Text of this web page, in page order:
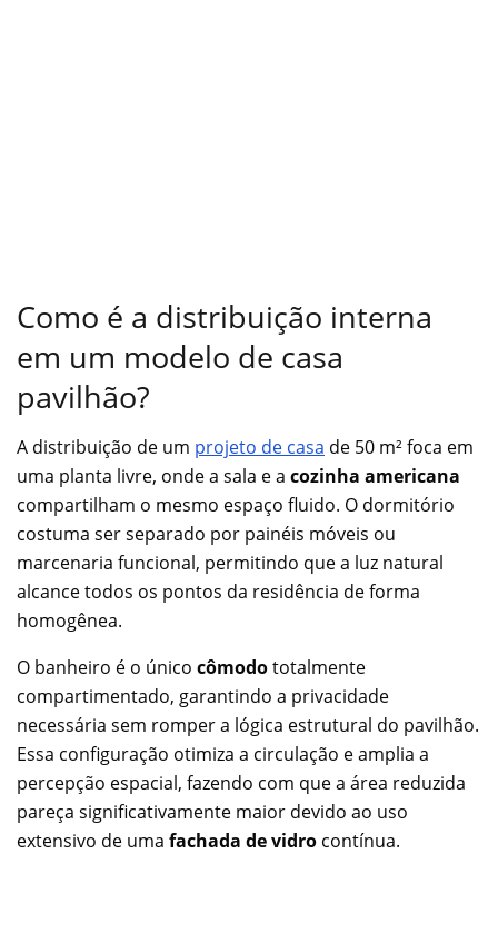
Como é a distribuição interna
em um modelo de casa
pavilhão?
A distribuição de um projeto de casa de 50 m² foca em
uma planta livre, onde a sala e a cozinha americana
compartilham o mesmo espaço fluido. O dormitório
costuma ser separado por painéis móveis ou
marcenaria funcional, permitindo que a luz natural
alcance todos os pontos da residência de forma
homogênea.
O banheiro é o único cômodototalmente
compartimentado, garantindo a privacidade
necessária sem romper a lógica estrutural do pavilhão.
Essa configuração otimiza a circulação e amplia a
percepção espacial, fazendo com que a área reduzida
pareça significativamente maior devido ao uso
extensivo de uma fachada de vidro contínua.